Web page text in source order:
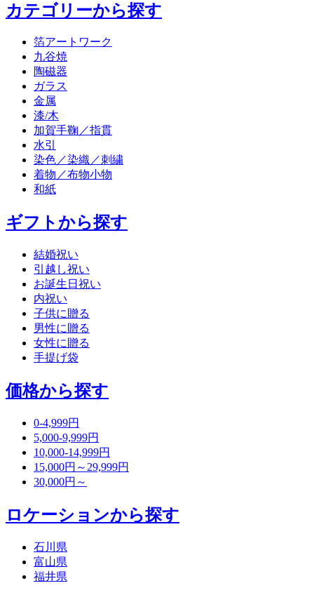
カテゴリーから探す
箔アートワーク
九谷焼
陶磁器
ガラス
金属
漆/木
加賀手鞠／指貫
水引
染色／染織／刺繍
着物／布物小物
和紙
ギフトから探す
結婚祝い
引越し祝い
お誕生日祝い
内祝い
子供に贈る
男性に贈る
女性に贈る
手提げ袋
価格から探す
0-4,999円
5,000-9,999円
10,000-14,999円
15,000円～29,999円
30,000円～
ロケーションから探す
石川県
富山県
福井県